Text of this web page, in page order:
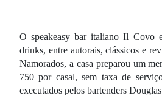
O speakeasy bar italiano Il Covo
drinks, entre autorais, clássicos e
Namorados, a casa preparou um
750 por casal, sem taxa de
executados pelos bartenders